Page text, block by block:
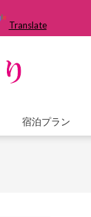
Translate
宿泊プラン